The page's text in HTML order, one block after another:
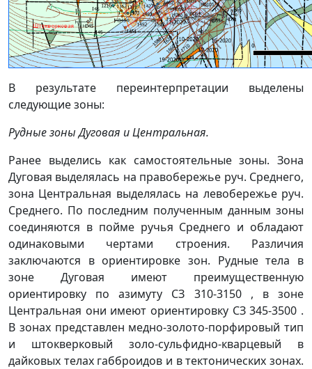
В результате переинтерпретации выделены
следующие зоны:
Рудные зоны Дуговая и Центральная.
Ранее выделись как самостоятельные зоны. Зона
Дуговая выделялась на правобережье руч. Среднего,
зона Центральная выделялась на левобережье руч.
Среднего. По последним полученным данным зоны
соединяются в пойме ручья Среднего и обладают
одинаковыми чертами строения. Различия
заключаются в ориентировке зон. Рудные тела в
зоне Дуговая имеют преимущественную
ориентировку по азимуту СЗ 310-3150 , в зоне
Центральная они имеют ориентировку СЗ 345-3500 .
В зонах представлен медно-золото-порфировый тип
и штокверковый золо-сульфидно-кварцевый в
дайковых телах габброидов и в тектонических зонах.